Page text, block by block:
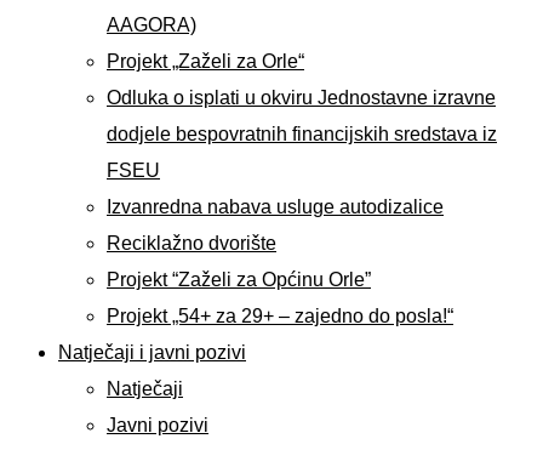
AAGORA)
Projekt „Zaželi za Orle“
Odluka o isplati u okviru Jednostavne izravne
dodjele bespovratnih financijskih sredstava iz
FSEU
Izvanredna nabava usluge autodizalice
Reciklažno dvorište
Projekt “Zaželi za Općinu Orle”
Projekt „54+ za 29+ – zajedno do posla!“
Natječaji i javni pozivi
Natječaji
Javni pozivi